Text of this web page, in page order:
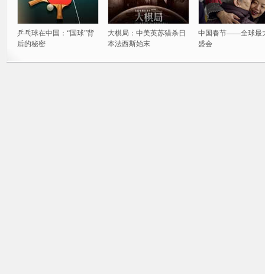
乒乓球在中国：“国球”背
后的秘密
大棋局：中美英苏猎杀日
本法西斯始末
中国春节——全球最
盛会